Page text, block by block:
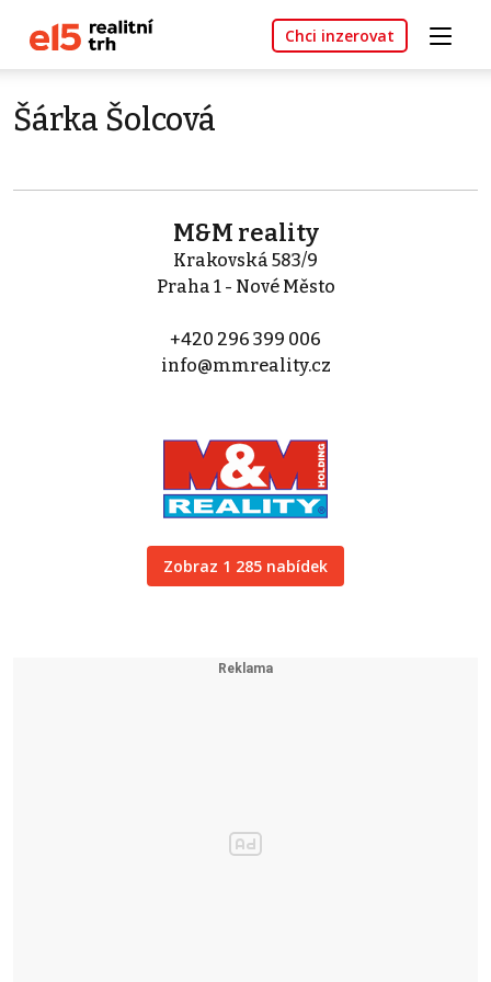
Chci inzerovat
Šárka Šolcová
M&M reality
Krakovská 583/9
Praha 1 - Nové Město
+420 296 399 006
info@mmreality.cz
Zobraz 1 285 nabídek